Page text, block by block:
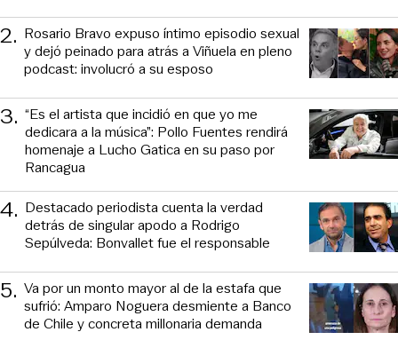
2. Rosario Bravo expuso íntimo episodio sexual
y dejó peinado para atrás a Viñuela en pleno
podcast: involucró a su esposo
3. “Es el artista que incidió en que yo me
dedicara a la música”: Pollo Fuentes rendirá
homenaje a Lucho Gatica en su paso por
Rancagua
4. Destacado periodista cuenta la verdad
detrás de singular apodo a Rodrigo
Sepúlveda: Bonvallet fue el responsable
5. Va por un monto mayor al de la estafa que
sufrió: Amparo Noguera desmiente a Banco
de Chile y concreta millonaria demanda